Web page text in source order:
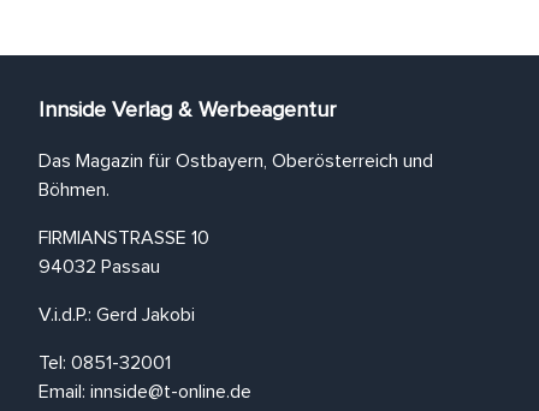
Innside Verlag & Werbeagentur
Das Magazin für Ostbayern, Oberösterreich und
Böhmen.
FIRMIANSTRASSE 10
94032 Passau
V.i.d.P.: Gerd Jakobi
Tel: 0851-32001
Email: innside@t-online.de